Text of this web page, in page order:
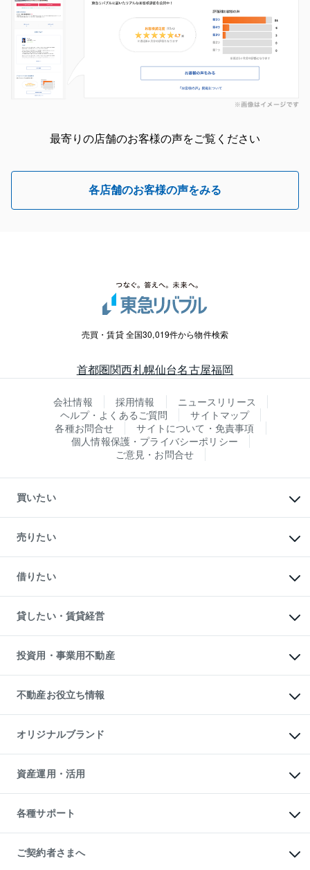
最寄りの店舗のお客様の声をご覧ください
各店舗のお客様の声をみる
売買・賃貸 全国30,019件から物件検索
首都圏関西札幌仙台名古屋福岡
会社情報 採用情報
ニュースリリース
ヘルプ・よくあるご質問
サイトマップ
各種お問合せ
サイトについて・免責事項
個人情報保護・プライバシーポリシー
ご意見・お問合せ
買いたい
新築・分譲マンションの購入
中古マンションの購入
一戸建ての購入
中古一戸建ての購入
不動産購入の流れ
注目キーワード物件特集
購入ガイド
English 繁体中文簡体中文
売りたい
一戸建ての売却・査定
土地の売却・査定
スピードAI査定
不動産査定について
不動産売却の流れ
不動産買換えの流れ
売却ガイド
借りたい
オフィス・店舗の賃貸
借りるときの流れ
借りるガイド
貸したい・賃貸経営
マンション賃料データ
賃貸管理プラン
リロケーションについて
貸すガイド
投資用・事業用不動産
事業用不動産
マンション投資
投資用マンション
アパート経営
収益物件
ビル購入（ビル一棟）
投資用不動産の売却査定
事業用不動産の売却査定
不動産お役立ち情報
マンションライブラリー
人気マンションランキング
暮らしに役立つ不動産メディア
不動産相場・不動産価格情報
不動産コラム・ニュース
不動産用語集
不動産なんでもネット相談室
住まいの税金
オリジナルブランド
一棟リノベーションマンション
L`GENTE（ルジェンテ）
区分リノベーションマンション
投資用一棟レジデンスWELL
不動産小口投資
LEGACIA（レガシア）
資産運用・活用
不動産M&A
アセットマネジメント・出資
各種サポート
相続サポート
リフォームサポート
ご契約者さまへ